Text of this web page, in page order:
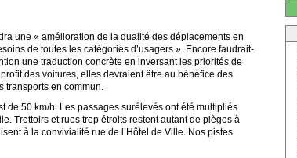
une « amélioration de la qualité des déplacements en
de toutes les catégories d’usagers ». Encore faudrait-
une traduction concrète en inversant les priorités de
des voitures, elles devraient être au bénéfice des
transports en commun.
de 50 km/h. Les passages surélevés ont été multipliés
Trottoirs et rues trop étroits restent autant de pièges à
à la convivialité rue de l’Hôtel de Ville. Nos pistes